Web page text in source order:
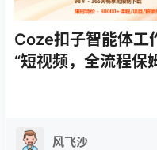
Coze扣子智能体工
“短视频，全流程保
风飞沙